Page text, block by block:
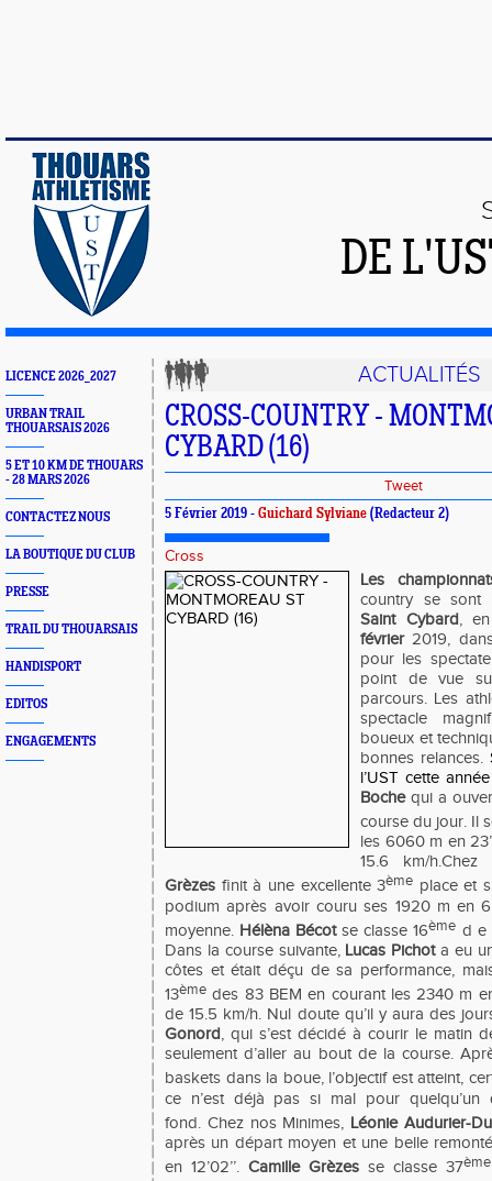
DE
LICENCE 2026_2027
URBAN TRAIL
THOUARSAIS 2026
5 ET 10 KM DE THOUARS
- 28 MARS 2026
CONTACTEZ NOUS
LA BOUTIQUE DU CLUB
PRESSE
TRAIL DU THOUARSAIS
HANDISPORT
EDITOS
ENGAGEMENTS
ACTUALITÉS
CROSS-COUNTRY -
CYBARD (16)
Tweet
5 Février 2019 - Guichard Sylviane (Redacteur 2)
Cross
Les
country se sont
Saint Cybard,
février2019,
pour les
point de vue
parcours. Les
spectacle
boueux et
bonnes relances.
l’UST cette
Bochequi a
course du jour. Il
les 6060 m en
15.6 km/h.Chez
Grèzes finit à une excellente 3ème place et
podium après avoir couru ses 1920 m en
moyenne. Hélèna Bécotse classe 16ème d e
Dans la course suivante, Lucas Pichota eu
côtes et était déçu de sa performance,
13ème des 83 BEM en courant les 2340 m
de 15.5 km/h. Nul doute qu’il y aura des
Gonord, qui s’est décidé à courir le matin
seulement d’aller au bout de la course.
baskets dans la boue, l’objectif est atteint,
ce n’est déjà pas si mal pour quelqu’un
fond. Chez nos Minimes, Léonie Audurier-
après un départ moyen et une belle
en 12’02’’. Camille Grèzes se classe 37ème